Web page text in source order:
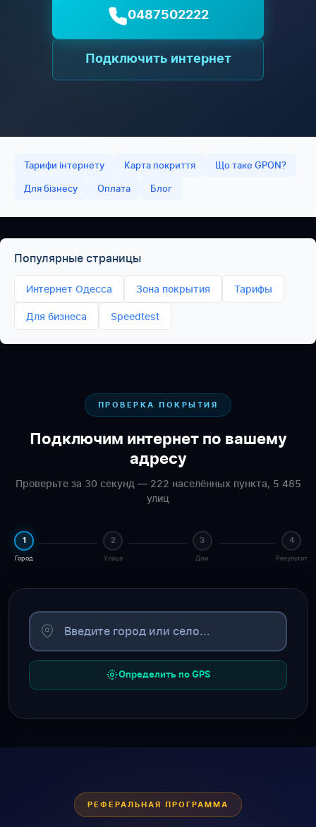
0487502222
Подключить интернет
Тарифи інтернету Карта покриття Що таке GPON?
Для бізнесу Оплата Блог
Популярные страницы
Интернет Одесса Зона покрытия Тарифы
Для бизнеса Speedtest
ПРОВЕРКА ПОКРЫТИЯ
Подключим интернет по вашему
адресу
Проверьте за 30 секунд — 222 населённых пункта, 5 485
улиц
1
Город
2
Улица
3
Дом
4
Результат
Определить по GPS
РЕФЕРАЛЬНАЯ ПРОГРАММА